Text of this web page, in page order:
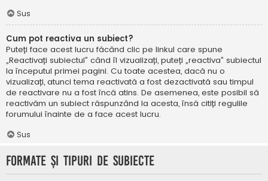
Sus
Cum pot reactiva un subiect?
Puteți face acest lucru făcând clic pe linkul care spune
„Reactivați subiectul” când îl vizualizați, puteți „reactiva” subiectul
la începutul primei pagini. Cu toate acestea, dacă nu o
vizualizați, atunci tema reactivată a fost dezactivată sau timpul
de reactivare nu a fost încă atins. De asemenea, este posibil să
reactivăm un subiect răspunzând la acesta, însă citiți regulile
forumului înainte de a face acest lucru.
Sus
Formate și tipuri de subiecte